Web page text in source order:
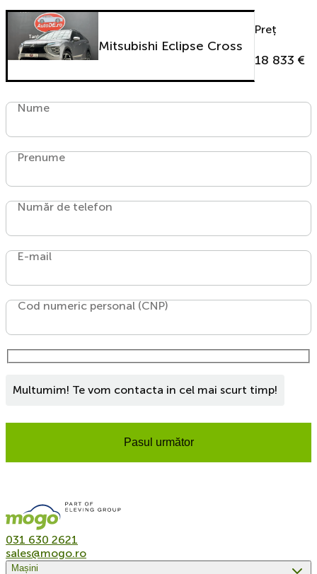
Mitsubishi Eclipse Cross
Preț
18 833 €
Nume
Prenume
Număr de telefon
E-mail
Cod numeric personal (CNP)
Multumim! Te vom contacta in cel mai scurt timp!
Pasul următor
031 630 2621
sales@mogo.ro
Mașini